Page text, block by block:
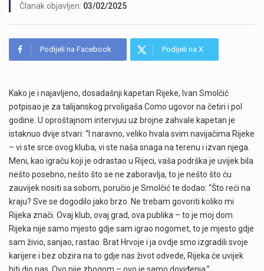
Članak objavljen: 03/02/2025
Podijeli na Facebook Podijeli na X
Kako je i najavljeno, dosadašnji kapetan Rijeke, Ivan Smolčić
potpisao je za talijanskog prvoligaša Como ugovor na četiri i pol
godine. U oproštajnom intervjuu uz brojne zahvale kapetan je
istaknuo dvije stvari: “I naravno, veliko hvala svim navijačima Rijeke
– vi ste srce ovog kluba, vi ste naša snaga na terenu i izvan njega.
Meni, kao igraču koji je odrastao u Rijeci, vaša podrška je uvijek bila
nešto posebno, nešto što se ne zaboravlja, to je nešto što ću
zauvijek nositi sa sobom, poručio je Smolčić te dodao: “Što reći na
kraju? Sve se dogodilo jako brzo. Ne trebam govoriti koliko mi
Rijeka znači. Ovaj klub, ovaj grad, ova publika – to je moj dom.
Rijeka nije samo mjesto gdje sam igrao nogomet, to je mjesto gdje
sam živio, sanjao, rastao. Brat Hrvoje i ja ovdje smo izgradili svoje
karijere i bez obzira na to gdje nas život odvede, Rijeka će uvijek